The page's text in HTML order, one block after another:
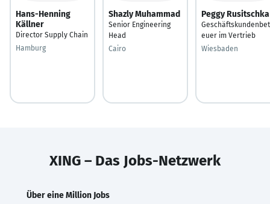
Hans-Henning
Källner
Director Supply Chain
Hamburg
Shazly Muhammad
Senior Engineering
Head
Cairo
Peggy Rusitschka
euer im Vertrieb
Wiesbaden
XING – Das Jobs-Netzwerk
Über eine Million Jobs